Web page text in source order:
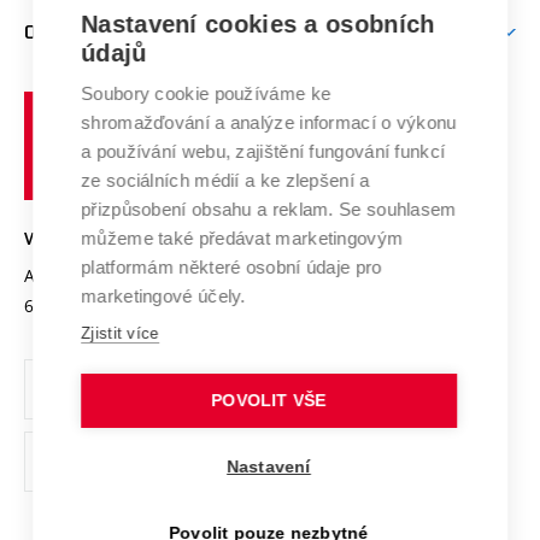
E-přihláška
Doktorské studium
Podpora podnikání
Mezinárodní vědecká rada
Systém zajišťování kvality výzkumu
Výzkumné infrastruktury
Transfer znalostí
Open Science
Projekty
Projekty ze strukturálních fondů
Specifický výzkum
Firemní spolupráce
Zahraniční spolupráce
Spolupráce se školami
Mezinárodní dohody
Univerzitní sítě
O UNIVERZITĚ
Profil univerzity
Udržitelná univerzita
Podnikavá univerzita / ContriBUTe
Bezpečná univerzita
Vyznamenání
Organizační struktura
Ochrana osobních údajů
odkaz)
učení
technické
Brně
VYSOKÉ UČENÍ TECHNICKÉ V BRNĚ
Antonínská 548/1
602 00 Brno
www.vut.cz
vut@vutbr.cz
Nastavení cookies a osobních
údajů
Soubory cookie používáme ke
shromažďování a analýze informací o výkonu
a používání webu, zajištění fungování funkcí
ze sociálních médií a ke zlepšení a
přizpůsobení obsahu a reklam. Se souhlasem
můžeme také předávat marketingovým
platformám některé osobní údaje pro
marketingové účely.
Zjistit více
POVOLIT VŠE
Nastavení
Povolit pouze nezbytné